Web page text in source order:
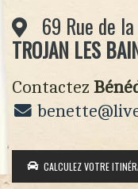
69 Rue de
TROJAN LES
Contactez
CALCULEZ VOTRE